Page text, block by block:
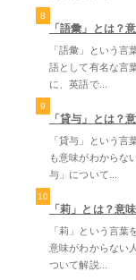
8
「語彙」とは？
「語彙」という
語として有名な言
に、英語で...
9
「貸与」とは？
「貸与」という言
も意味がわからな
与」について...
10
「莉」とは？意
「莉」という言葉
意味がわからない
ついて解説...